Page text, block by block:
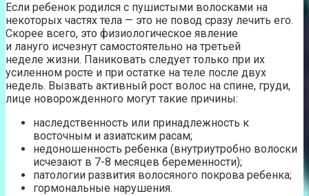
Если ребенок родился с пушистыми волосками на
некоторых частях тела — это не повод сразу лечить его.
Скорее всего, это физиологическое явление
и лануго исчезнут самостоятельно на третьей
неделе жизни. Паниковать следует только при их
усиленном росте и при остатке на теле после двух
недель. Вызвать активный рост волос на спине, груди,
лице новорожденного могут такие причины:
наследственность или принадлежность к
восточным и азиатским расам;
недоношенность ребенка (внутриутробно волоски
исчезают в 7-8 месяцев беременности);
патологии развития волосяного покрова ребенка;
гормональные нарушения.